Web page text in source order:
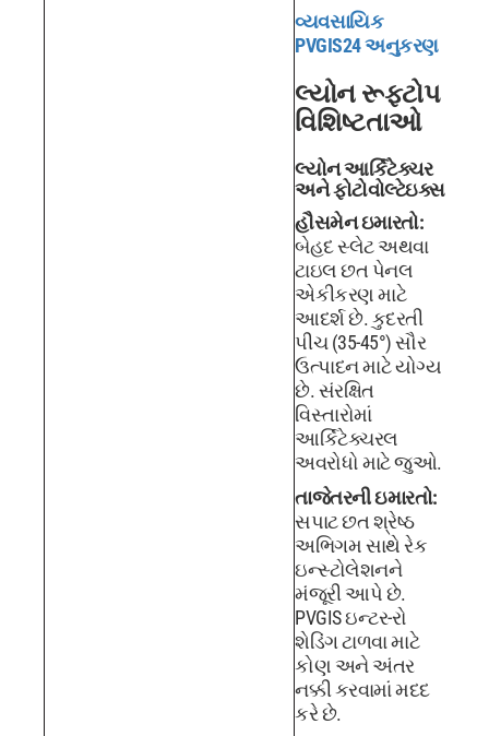
વ્યવસાયિક
PVGIS24 અનુકરણ
લ્યોન રૂફટોપ
વિશિષ્ટતાઓ
લ્યોન આર્કિટેક્ચર
અને ફોટોવોલ્ટેઇક્સ
હૌસમેન ઇમારતો:
બેહદ સ્લેટ અથવા
ટાઇલ છત પેનલ
એકીકરણ માટે
આદર્શ છે. કુદરતી
પીચ (35-45°) સૌર
ઉત્પાદન માટે યોગ્ય
છે. સંરક્ષિત
વિસ્તારોમાં
આર્કિટેક્ચરલ
અવરોધો માટે જુઓ.
તાજેતરની ઇમારતો:
સપાટ છત શ્રેષ્ઠ
અભિગમ સાથે રેક
ઇન્સ્ટોલેશનને
મંજૂરી આપે છે.
PVGIS ઇન્ટર-રો
શેડિંગ ટાળવા માટે
કોણ અને અંતર
નક્કી કરવામાં મદદ
કરે છે.